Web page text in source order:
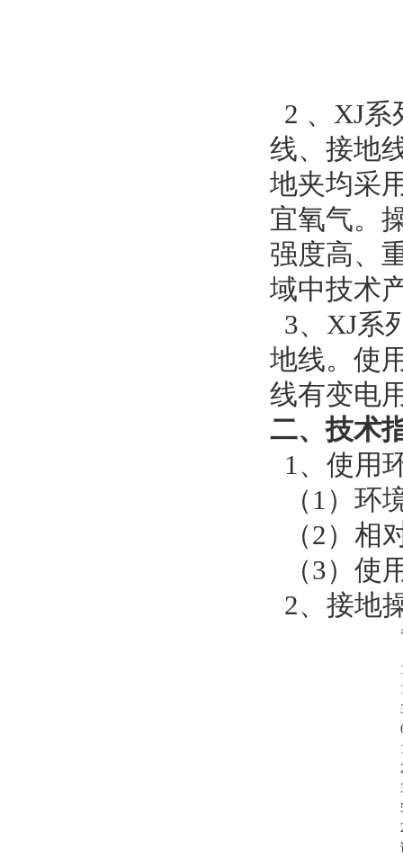
2 、XJ
线、接地
地夹均采
宜氧气。
强度高、
域中技术
3、XJ系
地线。使
线有变电
二、技术
1、使用
（1）环
（2）相
（3）使
2、接地